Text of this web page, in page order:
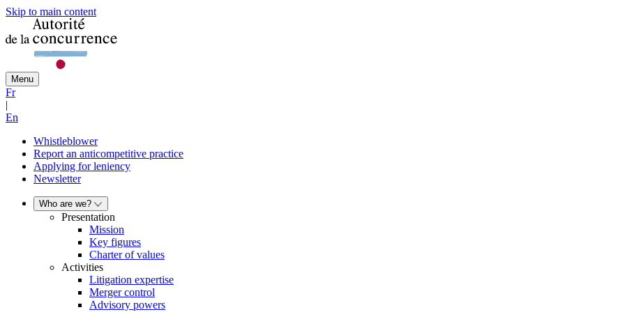
Skip to main content
Menu
Fr
|
En
Whistleblower
Report an anticompetitive practice
Applying for leniency
Newsletter
Who are we?
Presentation
Mission
Key figures
Charter of values
Activities
Litigation expertise
Merger control
Advisory powers